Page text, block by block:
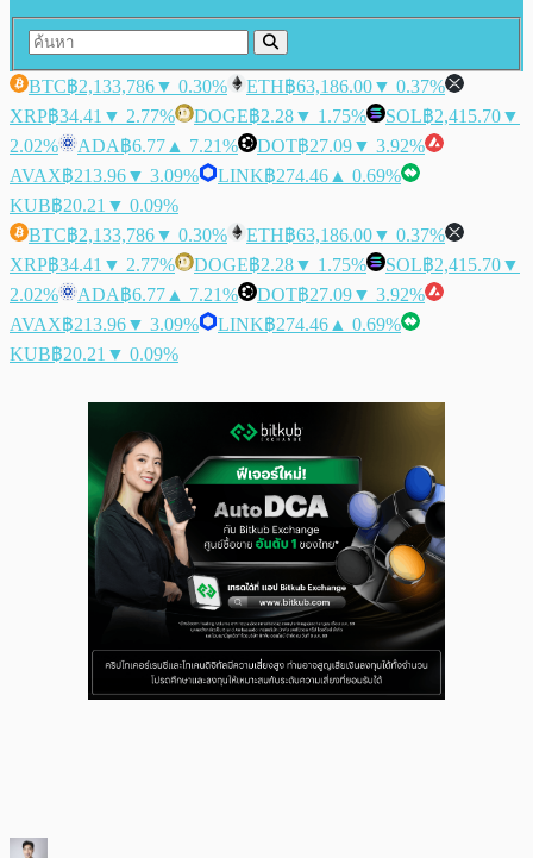
BTC฿2,133,786▼ 0.30% ETH฿63,186.00▼ 0.37%
XRP฿34.41 ▼ 2.77% DOGE฿2.28▼ 1.75% SOL฿2,415.70▼
2.02%
ADA฿6.77 ▲ 7.21% DOT฿27.09▼ 3.92%
AVAX฿213.96▼ 3.09% LINK฿274.46 ▲ 0.69%
KUB฿20.21 ▼ 0.09%
BTC฿2,133,786▼ 0.30% ETH฿63,186.00▼ 0.37%
XRP฿34.41 ▼ 2.77% DOGE฿2.28▼ 1.75% SOL฿2,415.70▼
2.02%
ADA฿6.77 ▲ 7.21% DOT฿27.09▼ 3.92%
AVAX฿213.96▼ 3.09% LINK฿274.46 ▲ 0.69%
KUB฿20.21 ▼ 0.09%